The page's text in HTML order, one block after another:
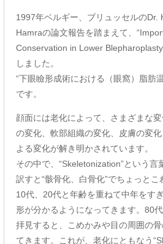
1997年ベルギー、ブリュッセルのDr.
Hamraの論文報告を踏まえて、
Conservation in Lower
しました。
“下眼瞼形成術における（眼窩）脂肪
です。
顔面には老化によって、さまざまな
の変化、軟部組織の変化、皮膚の変
よる変化が解き明かされています。
その中で、“Skeletonization”という言
訳すと“骸骨化、白骨化”でちょっとこ
10代、20代と年齢を重ねて中年をす
形が分かるようになってきます。80
拝見すると、こめかみや目の周囲の
てきます。これが、老化にともなう